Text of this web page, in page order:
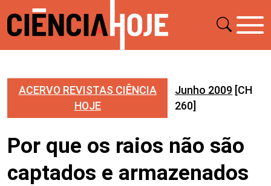
ACERVO REVISTAS CIÊNCIA
HOJE
Junho 2009 [CH
260]
Por que os raios não são
captados e armazenados